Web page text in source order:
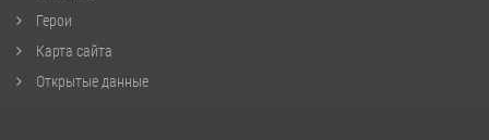
Герои
Карта сайта
Открытые данные